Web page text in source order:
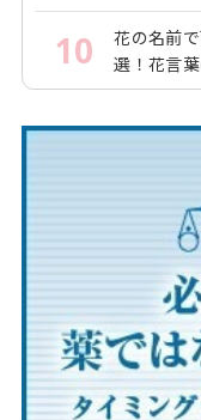
10
花の名前
選！花言